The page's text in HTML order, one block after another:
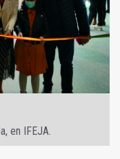
en IFEJA.